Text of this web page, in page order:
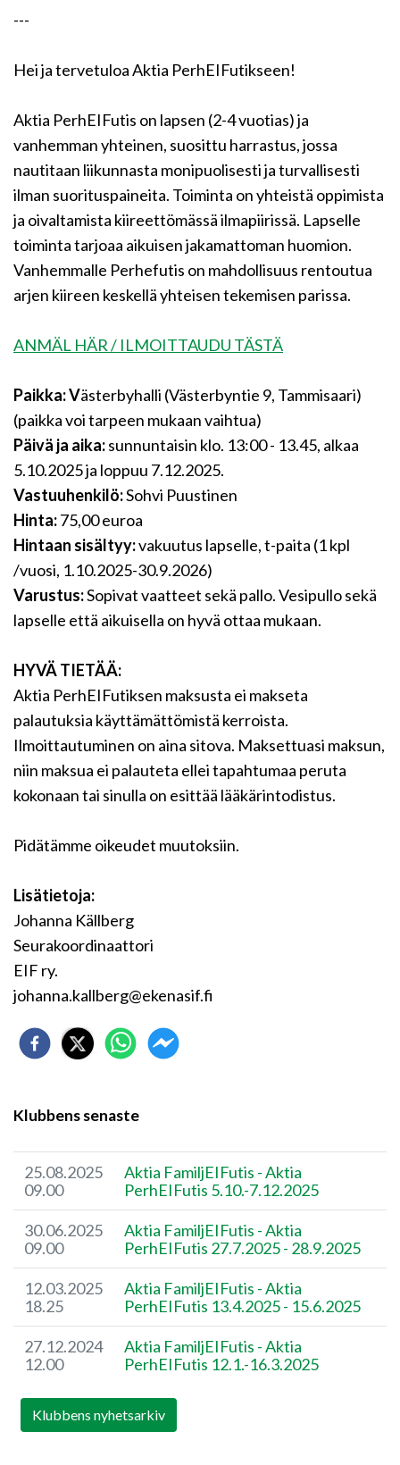
---
Hei ja tervetuloa Aktia PerhEIFutikseen!
Aktia PerhEIFutis on lapsen (2-4 vuotias) ja
vanhemman yhteinen, suosittu harrastus, jossa
nautitaan liikunnasta monipuolisesti ja turvallisesti
ilman suorituspaineita. Toiminta on yhteistä oppimista
ja oivaltamista kiireettömässä ilmapiirissä. Lapselle
toiminta tarjoaa aikuisen jakamattoman huomion.
Vanhemmalle Perhefutis on mahdollisuus rentoutua
arjen kiireen keskellä yhteisen tekemisen parissa.
ANMÄL HÄR / ILMOITTAUDU TÄSTÄ
Paikka: Västerbyhalli (Västerbyntie 9, Tammisaari)
(paikka voi tarpeen mukaan vaihtua)
Päivä ja aika:sunnuntaisin klo. 13:00 - 13.45, alkaa
5.10.2025 ja loppuu 7.12.2025.
Vastuuhenkilö:Sohvi Puustinen
Hinta:75,00 euroa
Hintaan sisältyy:vakuutus lapselle, t-paita (1 kpl
/vuosi, 1.10.2025-30.9.2026)
Varustus:Sopivat vaatteet sekä pallo. Vesipullo sekä
lapselle että aikuisella on hyvä ottaa mukaan.
HYVÄ TIETÄÄ:
Aktia PerhEIFutiksen maksusta ei makseta
palautuksia käyttämättömistä kerroista.
Ilmoittautuminen on aina sitova. Maksettuasi maksun,
niin maksua ei palauteta ellei tapahtumaa peruta
kokonaan tai sinulla on esittää lääkärintodistus.
Pidätämme oikeudet muutoksiin.
Lisätietoja:
Johanna Källberg
Seurakoordinaattori
EIF ry.
johanna.kallberg@ekenasif.fi
Klubbens senaste
25.08.2025
09.00
Aktia FamiljEIFutis - Aktia
PerhEIFutis 5.10.-7.12.2025
30.06.2025
09.00
Aktia FamiljEIFutis - Aktia
PerhEIFutis 27.7.2025 - 28.9.2025
12.03.2025
18.25
Aktia FamiljEIFutis - Aktia
PerhEIFutis 13.4.2025 - 15.6.2025
27.12.2024
12.00
Aktia FamiljEIFutis - Aktia
PerhEIFutis 12.1.-16.3.2025
Klubbens nyhetsarkiv